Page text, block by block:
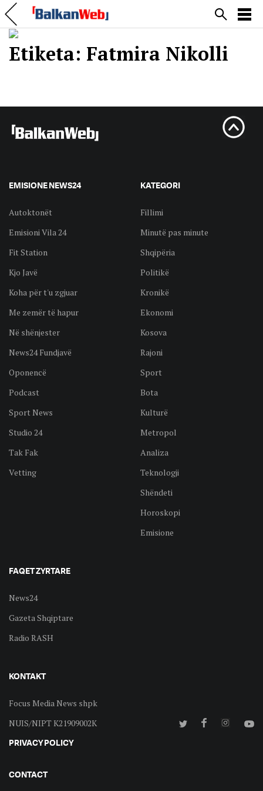
Etiketa: Fatmira Nikolli
EMISIONE NEWS24
Autoktonët
Emisioni Vila 24
Fit Station
Kjo Javë
Koha për t'u zgjuar
Me zemër të hapur
Në shënjester
News24 Fundjavë
Oponencë
Podcast
Sport News
Studio 24
Tak Fak
Vetting
KATEGORI
Fillimi
Minutë pas minute
Shqipëria
Politikë
Kronikë
Ekonomi
Kosova
Rajoni
Sport
Bota
Kulturë
Metropol
Analiza
Teknologji
Shëndeti
Horoskopi
Emisione
FAQET ZYRTARE
News24
Gazeta Shqiptare
Radio RASH
KONTAKT
Focus Media News shpk
NUIS/NIPT K21909002K
PRIVACY POLICY
CONTACT